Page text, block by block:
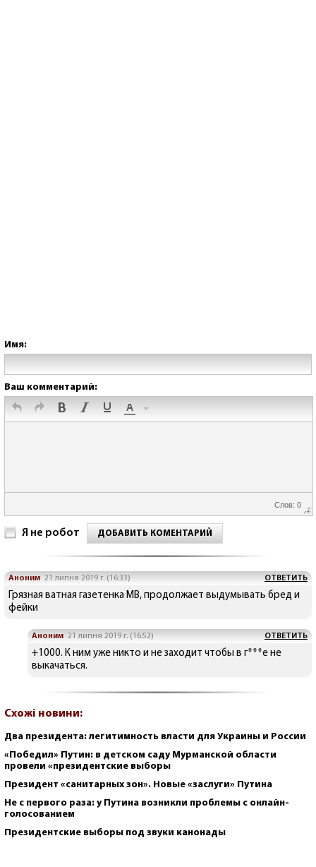
Имя:
Ваш комментарий:
Слов: 0
Я не робот ДОБАВИТЬ КОМЕНТАРИЙ
Аноним 21 липня 2019 г. (16:33) ОТВЕТИТЬ
Грязная ватная газетенка МВ, продолжает выдумывать бред и
фейки
Аноним 21 липня 2019 г. (16:52) ОТВЕТИТЬ
+1000. К ним уже никто и не заходит чтобы в г***е не
выкачаться.
Схожі новини:
Два президента: легитимность власти для Украины и России
«Победил» Путин: в детском саду Мурманской области
провели «президентские выборы
Президент «санитарных зон». Новые «заслуги» Путина
Не с первого раза: у Путина возникли проблемы с онлайн-
голосованием
Президентские выборы под звуки канонады